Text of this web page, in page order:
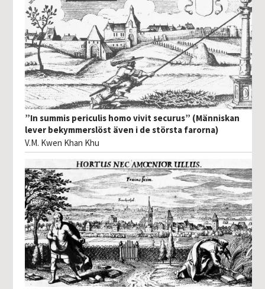
”In summis periculis homo vivit securus” (Människan
lever bekymmerslöst även i de största farorna)
V.M. Kwen Khan Khu